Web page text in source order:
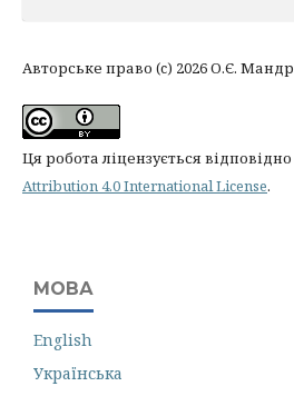
Авторське право (c) 2026 О.Є.
Ця робота ліцензується
Attribution 4.0 International License.
МОВА
English
Українська